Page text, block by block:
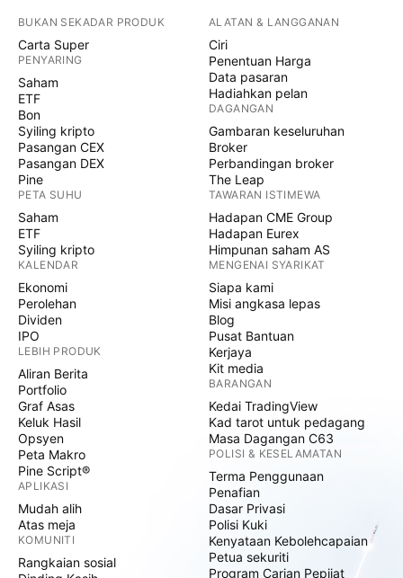
BUKAN SEKADAR PRODUK
Carta Super
PENYARING
Saham
ETF
Bon
Syiling kripto
Pasangan CEX
Pasangan DEX
Pine
PETA SUHU
Saham
ETF
Syiling kripto
KALENDAR
Ekonomi
Perolehan
Dividen
IPO
LEBIH PRODUK
Aliran Berita
Portfolio
Graf Asas
Keluk Hasil
Opsyen
Peta Makro
Pine Script®
APLIKASI
Mudah alih
Atas meja
KOMUNITI
Rangkaian sosial
ALATAN & LANGGANAN
Ciri
Penentuan Harga
Data pasaran
Hadiahkan pelan
DAGANGAN
Gambaran keseluruhan
Broker
Perbandingan broker
The Leap
TAWARAN ISTIMEWA
Hadapan CME Group
Hadapan Eurex
Himpunan saham AS
MENGENAI SYARIKAT
Siapa kami
Misi angkasa lepas
Blog
Pusat Bantuan
Kerjaya
Kit media
BARANGAN
Kedai TradingView
Kad tarot untuk pedagang
Masa Dagangan C63
POLISI & KESELAMATAN
Terma Penggunaan
Penafian
Dasar Privasi
Polisi Kuki
Kenyataan Kebolehcapaian
Petua sekuriti
Program Carian Pepijat